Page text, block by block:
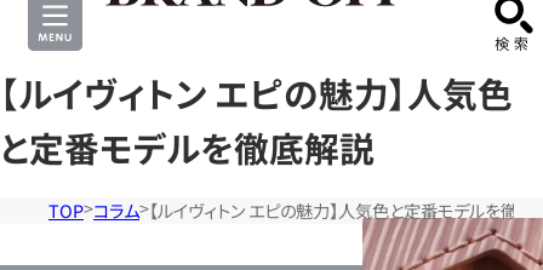
【ルイヴィトン エピの魅力】人気色
と定番モデルを徹底解説
TOP コラム 【ルイヴィトン エピの魅力】人気色と定番モデルを徹底